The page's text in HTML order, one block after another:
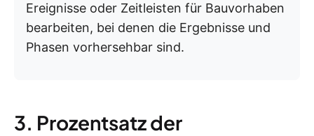
Ereignisse oder Zeitleisten für Bauvorhaben
bearbeiten, bei denen die Ergebnisse und
Phasen vorhersehbar sind.
3. Prozentsatz der